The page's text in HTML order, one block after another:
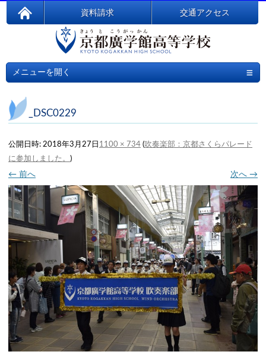
資料請求 交通アクセス
メニューを開く ≡
_DSC0229
公開日時: 2018年3月27日 1100 × 734 (吹奏楽部：京都さくらパレード
に参加しました。 )
← 前へ 次へ →